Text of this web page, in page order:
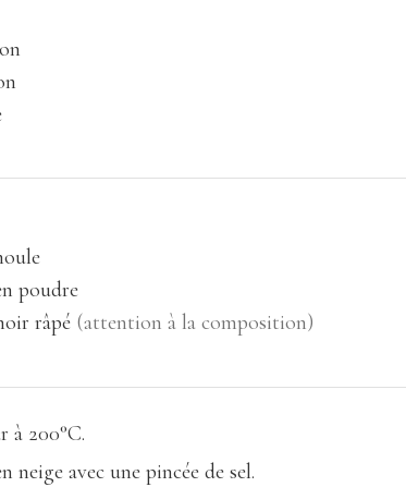
poudre
râpé (attention à la composition)
à 200°C.
neige avec une pincée de sel.